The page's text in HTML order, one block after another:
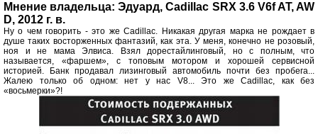
Мнение владельца: Эдуард, Cadillac SRX 3.6 V6f AT, AW
D, 2012 г. в.
Ну о чем говорить - это же Cadillac. Никакая другая марка не рождает в
душе таких восторженных фантазий, как эта. У меня, конечно не розовый,
ноя и не мама Элвиса. Взял дорестайлинговый, но с полным, что
называется, «фаршем», с топовым мотором и хорошей сервисной
историей. Банк продавал лизинговый автомобиль почти без пробега...
Жалею только об одном: нет у нас V8... Это же Cadillac, как без
«восьмерки»?!